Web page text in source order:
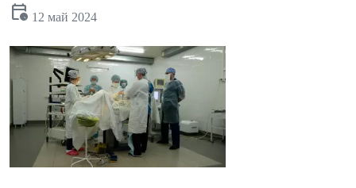
calendar_clock 12 май 2024